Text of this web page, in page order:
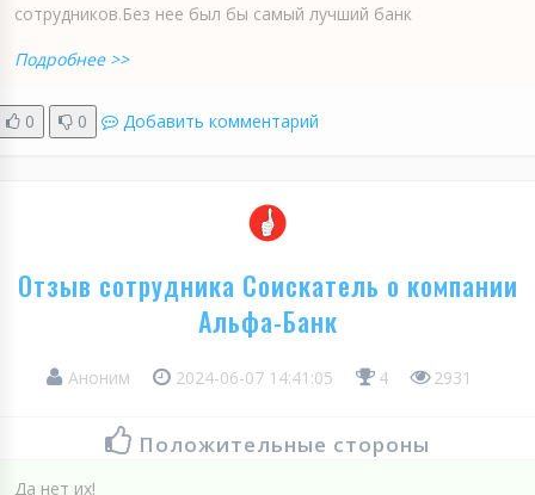
сотрудников.Без нее был бы самый лучший банк
Подробнее >>
0 0 Добавить комментарий
Отзыв сотрудника Соискатель о компании
Альфа-Банк
Аноним 2024-06-07 14:41:05 4 2931
Положительные стороны
Да нет их!